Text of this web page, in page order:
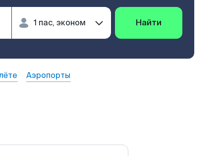
Найти
Аэропорты